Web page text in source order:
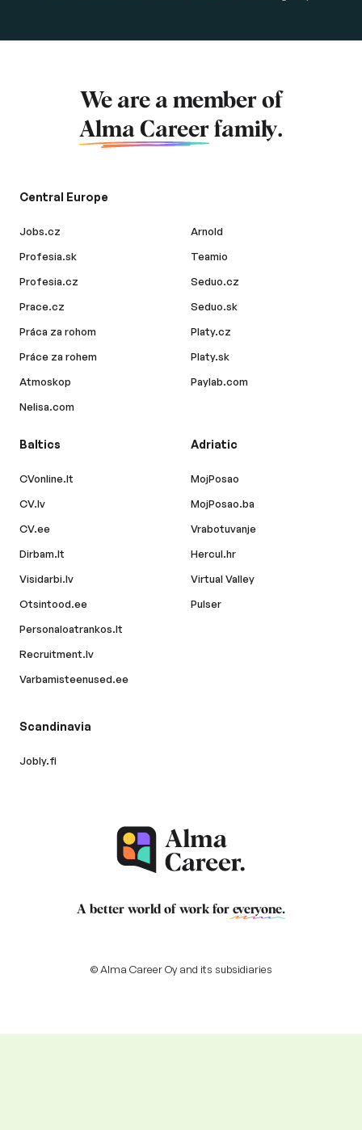
We are a member of
Alma Career family.
Central Europe
Jobs.cz
Profesia.sk
Profesia.cz
Prace.cz
Práca za rohom
Práce za rohem
Atmoskop
Nelisa.com
Arnold
Teamio
Seduo.cz
Seduo.sk
Platy.cz
Platy.sk
Paylab.com
Baltics
CVonline.lt
CV.lv
CV.ee
Dirbam.lt
Visidarbi.lv
Otsintood.ee
Personaloatrankos.lt
Recruitment.lv
Varbamisteenused.ee
Adriatic
MojPosao
MojPosao.ba
Vrabotuvanje
Hercul.hr
Virtual Valley
Pulser
Scandinavia
Jobly.fi
A better world of work for everyone.
© Alma Career Oy and its subsidiaries